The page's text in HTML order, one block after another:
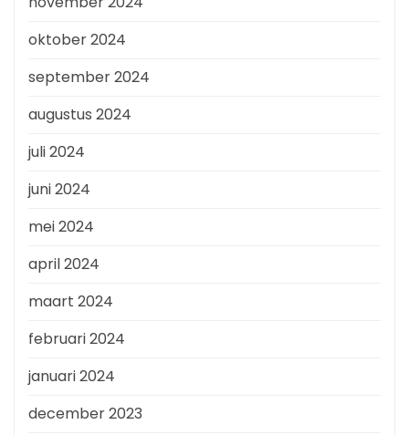
oktober 2024
september 2024
augustus 2024
juli 2024
juni 2024
mei 2024
april 2024
maart 2024
februari 2024
januari 2024
december 2023